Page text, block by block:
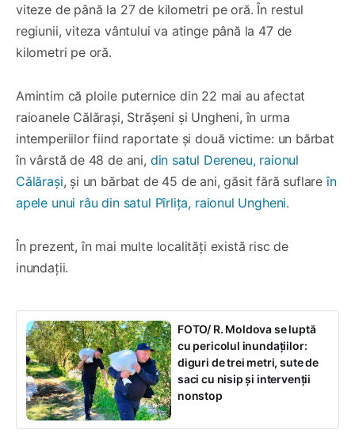
viteze de până la 27 de kilometri pe oră. În restul
regiunii, viteza vântului va atinge până la 47 de
kilometri pe oră.
Amintim că ploile puternice din 22 mai au afectat
raioanele Călărași, Strășeni și Ungheni, în urma
intemperiilor fiind raportate și două victime: un bărbat
în vârstă de 48 de ani, din satul Dereneu, raionul
Călărași, și un bărbat de 45 de ani, găsit fără suflareîn
apele unui râu din satul Pîrlița, raionul Ungheni.
În prezent, în mai multe localități există risc de
inundații.
FOTO/ R. Moldova se luptă
cu pericolul inundațiilor:
diguri de trei metri, sute de
saci cu nisip și intervenții
nonstop